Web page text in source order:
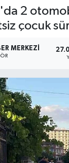
2
çocuk
MERKEZI